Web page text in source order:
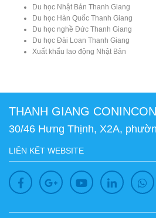
Du học Nhật Bản Thanh Giang
Du học Hàn Quốc Thanh Giang
Du học nghề Đức Thanh Giang
Du học Đài Loan Thanh Giang
Xuất khẩu lao động Nhật Bản
THANH GIANG
30/46 Hưng Thịnh, X2A,
LIÊN KẾT WEBSITE